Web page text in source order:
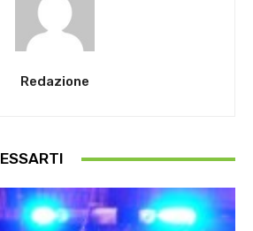
Redazione